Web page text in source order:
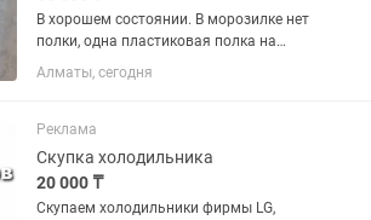
В хорошем состоянии. В морозилке нет
полки, одна пластиковая полка на
дверце сломана. В эксплуатации 2
года. Технические
х 60 х 64.5 см.Общий объем: 280
литров...
Алматы, сегодня
Реклама
Скупка холодильника
20 000 ₸
Скупаем холодильники фирмы LG,